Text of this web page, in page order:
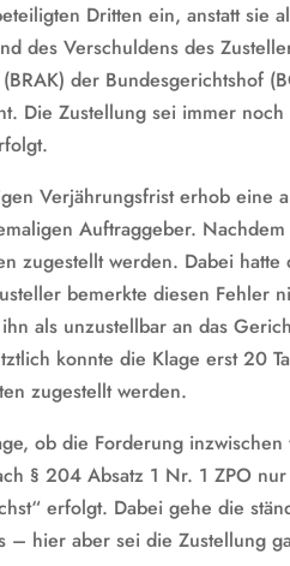
Dritten ein, anstatt sie
des Verschuldens des
der Bundesgerichtshof
Die Zustellung sei immer
Verjährungsfrist erhob eine
Auftraggeber.
zugestellt werden. Dabei
bemerkte diesen Fehler
als unzustellbar an das
konnte die Klage erst 20
zugestellt werden.
ob die Forderung
§ 204 Absatz 1 Nr. 1 ZPO
erfolgt. Dabei gehe die
– hier aber sei die Zustellung